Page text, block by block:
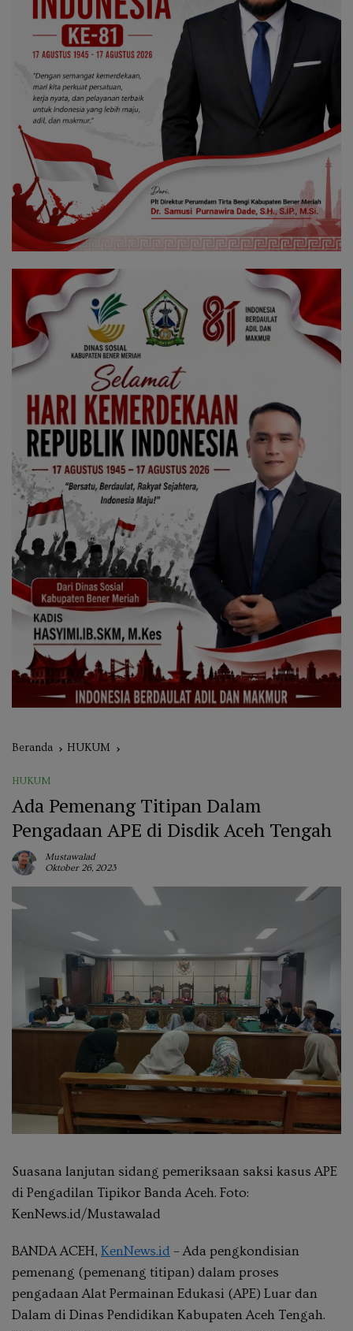
Beranda HUKUM
HUKUM
Ada Pemenang Titipan Dalam
Pengadaan APE di Disdik Aceh Tengah
Mustawalad
Oktober 26, 2023
Suasana lanjutan sidang pemeriksaan saksi kasus APE
di Pengadilan Tipikor Banda Aceh. Foto:
KenNews.id/Mustawalad
BANDA ACEH, KenNews.id – Ada pengkondisian
pemenang (pemenang titipan) dalam proses
pengadaan Alat Permainan Edukasi (APE) Luar dan
Dalam di Dinas Pendidikan Kabupaten Aceh Tengah.